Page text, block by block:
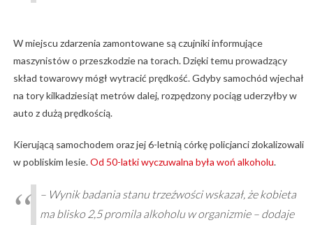
W miejscu zdarzenia zamontowane są czujniki informujące
maszynistów o przeszkodzie na torach. Dzięki temu prowadzący
skład towarowy mógł wytracić prędkość. Gdyby samochód wjechał
na tory kilkadziesiąt metrów dalej, rozpędzony pociąg uderzyłby w
auto z dużą prędkością.
Kierującą samochodem oraz jej 6-letnią córkę policjanci zlokalizowali
w pobliskim lesie.Od 50-latki wyczuwalna była woń alkoholu.
– Wynik badania stanu trzeźwości wskazał, że kobieta
ma blisko 2,5 promila alkoholu w organizmie – dodaje